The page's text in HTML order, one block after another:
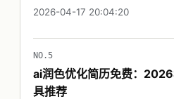
2026-04-17 20:04:20
NO.5
ai润色优化简历免费：
具推荐